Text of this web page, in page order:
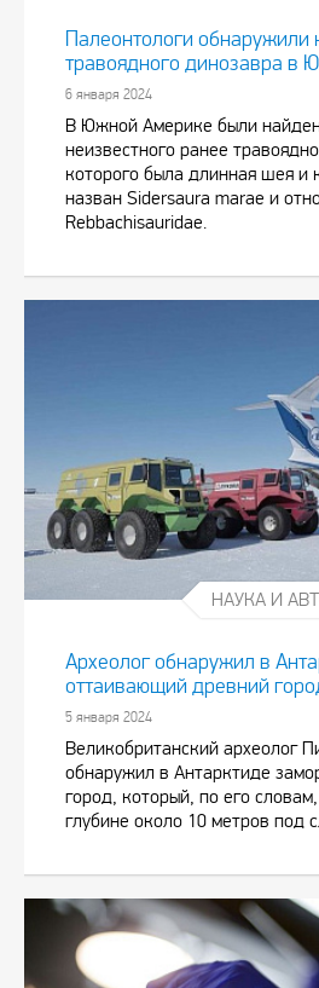
Палеонтологи обнаружили
травоядного динозавра в
6 января 2024
В Южной Америке были
неизвестного ранее
которого была длинная шея и
назван Sidersaura marae и
Rebbachisauridae.
НАУКА И
Археолог обнаружил в
оттаивающий древний
5 января 2024
Великобританский археолог
обнаружил в Антарктиде
город, который, по его
глубине около 10 метров под